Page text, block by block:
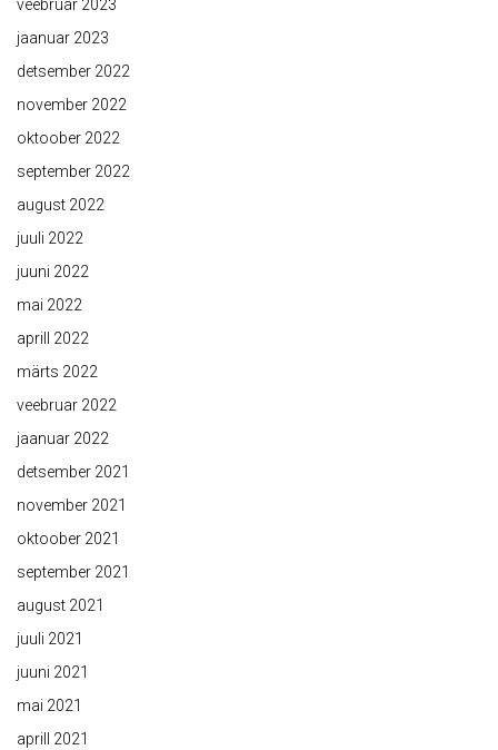
veebruar 2023
jaanuar 2023
detsember 2022
november 2022
oktoober 2022
september 2022
august 2022
juuli 2022
juuni 2022
mai 2022
aprill 2022
märts 2022
veebruar 2022
jaanuar 2022
detsember 2021
november 2021
oktoober 2021
september 2021
august 2021
juuli 2021
juuni 2021
mai 2021
aprill 2021